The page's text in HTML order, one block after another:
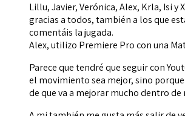
Lillu, Javier, Verónica, Alex, Krla, Isi y
gracias a todos, también a los que
comentáis la jugada.
Alex, utilizo Premiere Pro con una
Parece que tendré que seguir con
el movimiento sea mejor, sino
de que va a mejorar mucho dentro de